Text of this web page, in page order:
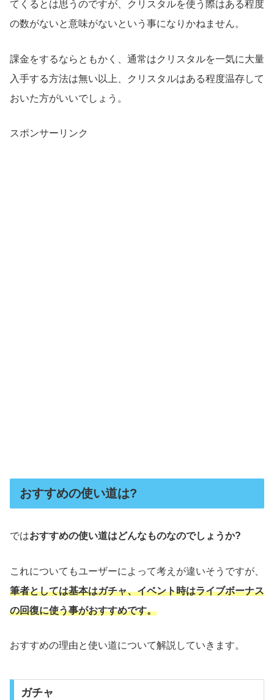
てくるとは思うのですが、クリスタルを使う際はある程度
の数がないと意味がないという事になりかねません。
課金をするならともかく、通常はクリスタルを一気に大量
入手する方法は無い以上、クリスタルはある程度温存して
おいた方がいいでしょう。
スポンサーリンク
おすすめの使い道は?
ではおすすめの使い道はどんなものなのでしょうか?
これについてもユーザーによって考えが違いそうですが、
筆者としては基本はガチャ、イベント時はライブボーナス
の回復に使う事がおすすめです。
おすすめの理由と使い道について解説していきます。
ガチャ